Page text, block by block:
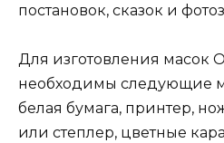
постановок, сказок и
Для изготовления масок
необходимы следующие
белая бумага, принтер,
или степлер, цветные